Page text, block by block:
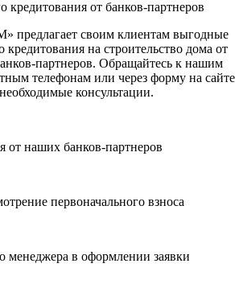
от банков-партнеров
своим клиентам выгодные
на строительство дома от
партнеров. Обращайтесь к нашим
телефонам или через форму на сайте
консультации.
от наших банков-партнеров
первоначального взноса
менеджера в оформлении заявки